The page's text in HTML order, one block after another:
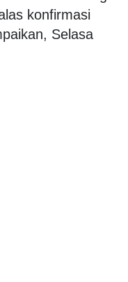
konfirmasi
Selasa